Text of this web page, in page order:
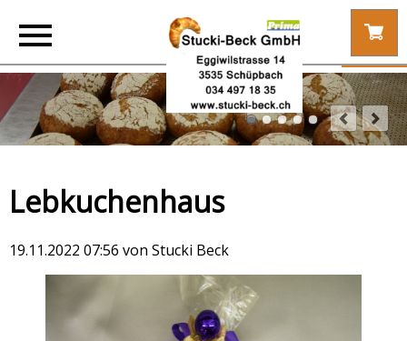
Lebkuchenhaus
19.11.2022 07:56 von Stucki Beck